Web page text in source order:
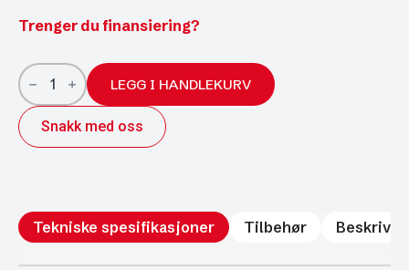
Trenger du finansiering?
LM
147
varehenger
3-
akslet
LED
LEGG I HANDLEKURV
Snakk med oss
Tekniske spesifikasjoner Tilbehør